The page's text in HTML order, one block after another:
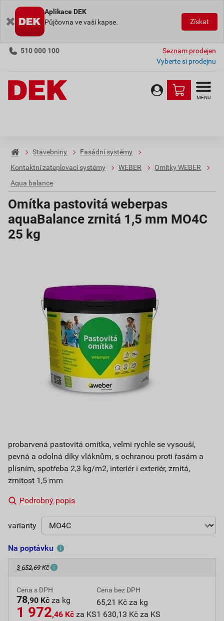
Aplikace DEK
Půjčovna ve vaší kapse.
Získat
510 000 100
Seznam prodejen
Vyberte si prodejnu
MENU
Stavebniny
Fasádní systémy
Kontaktní zateplovací systémy
WEBER
Omítky WEBER
Aqua balance
Omítka pastovitá weberpas
aquaBalance zrnitá 1,5 mm MO4C
25 kg
probarvená pastovitá omítka, velmi rychle se vysouší,
pevná a odolná díky vláknům, s ochranou proti řasám a
plísním, spotřeba 2,3 kg/m2, interiér i exteriér, zrnitá,
zrnitost 1,5 mm
Podrobný popis
varianty
Na poptávku
3 652,69 Kč
Cena s DPH
78,90 Kč za kg
1 972,46 Kč za KS
Cena bez DPH
65,21 Kč za kg
1 630,13 Kč za KS